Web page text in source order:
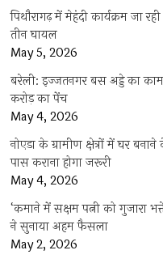
पिथौरागढ़ में मेहंदी कार्यक्रम जा
तीन घायल
May 5, 2026
बरेली: इज्जतनगर बस अड्डे का
करोड़ का पेंच
May 4, 2026
नोएडा के ग्रामीण क्षेत्रों में घर
पास कराना होगा जरूरी
May 4, 2026
‘कमाने में सक्षम पत्नी को गुजारा
ने सुनाया अहम फैसला
May 2, 2026